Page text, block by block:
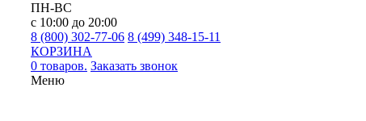
ПН-ВС
с 10:00 до 20:00
8 (800) 302-77-06 8 (499) 348-15-11
КОРЗИНА
0 товаров. Заказать звонок
Меню